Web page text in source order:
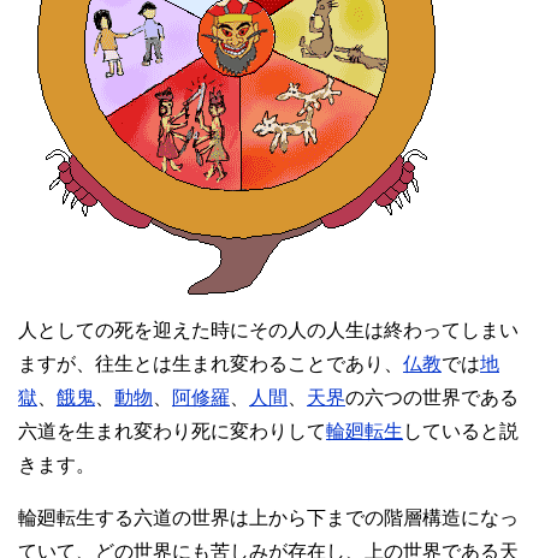
人としての死を迎えた時にその人の人生は終わってしまい
ますが、往生とは生まれ変わることであり、 仏教では地
獄
餓鬼 動物 阿修羅 人間 天界の六つの世界である
六道を生まれ変わり死に変わりして輪廻転生 していると説
きます。
輪廻転生する六道の世界は上から下までの階層構造になっ
ていて、どの世界にも苦しみが存在し、上の世界である天